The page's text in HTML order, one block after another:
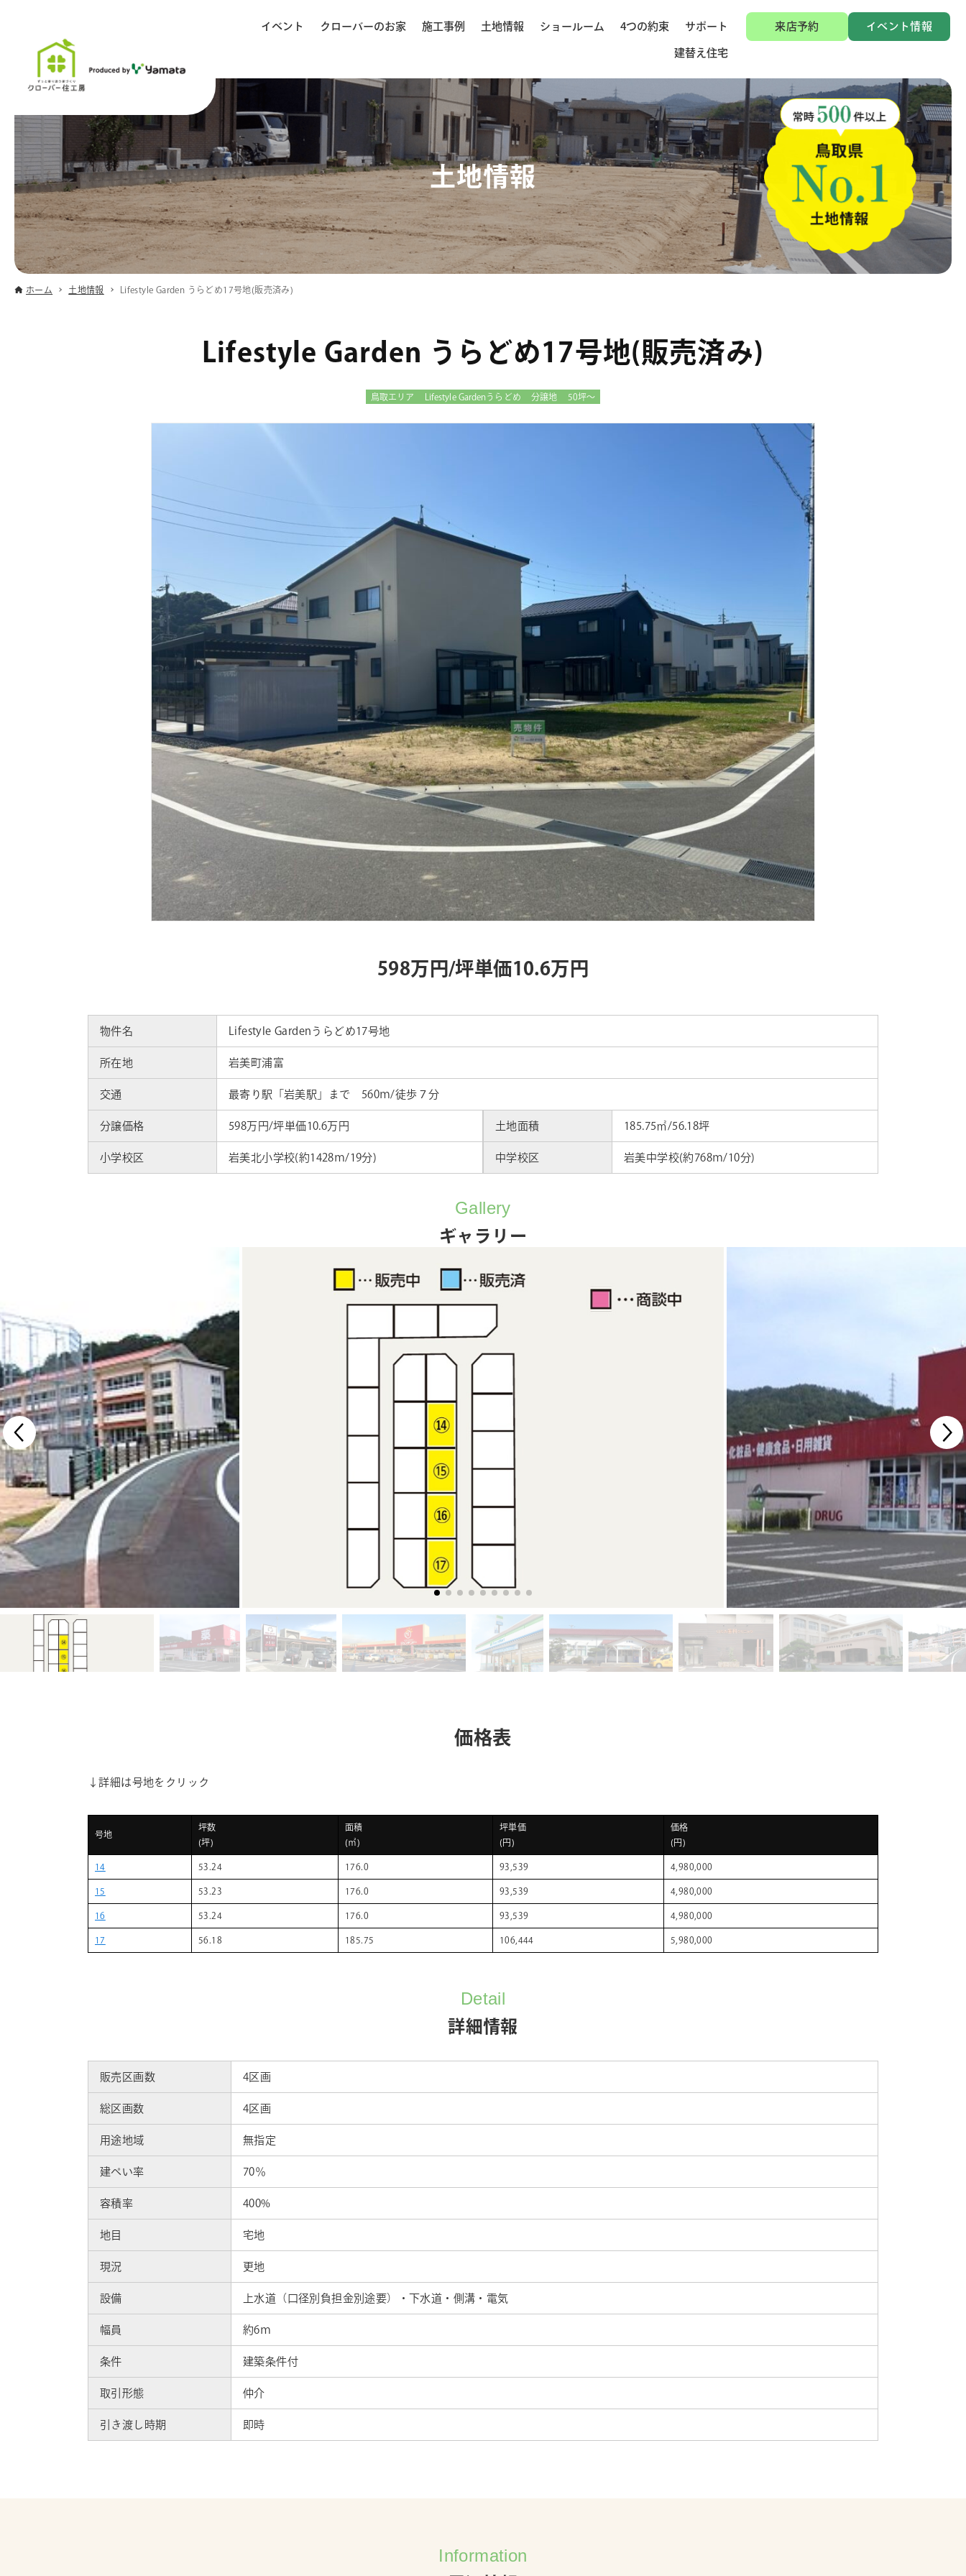
イベント クローバーのお家 施工事例 土地情報 ショールーム 4つの約束 サポート
建替え住宅
来店予約 イベント情報
土地情報
ホーム 土地情報 Lifestyle Garden うらどめ17号地(販売済み)
Lifestyle Garden うらどめ17号地(販売済み)
鳥取エリア Lifestyle Gardenうらどめ 分譲地 50坪～
598万円/坪単価10.6万円
物件名 Lifestyle Gardenうらどめ17号地
所在地 岩美町浦富
交通 最寄り駅「岩美駅」まで 560ｍ/徒歩７分
分譲価格 598万円/坪単価10.6万円 土地面積 185.75㎡/56.18坪
小学校区 岩美北小学校(約1428ｍ/19分) 中学校区 岩美中学校(約768ｍ/10分)
Gallery
ギャラリー
価格表
↓詳細は号地をクリック
号地
坪数
(坪)
面積
(㎡)
坪単価
(円)
価格
(円)
14 53.24 176.0 93,539 4,980,000
15 53.23 176.0 93,539 4,980,000
16 53.24 176.0 93,539 4,980,000
17 56.18 185.75 106,444 5,980,000
Detail
詳細情報
販売区画数 4区画
総区画数 4区画
用途地域 無指定
建ぺい率 70％
容積率 400%
地目 宅地
現況 更地
設備 上水道（口径別負担金別途要）・下水道・側溝・電気
幅員 約6ｍ
条件 建築条件付
取引形態 仲介
引き渡し時期 即時
Information